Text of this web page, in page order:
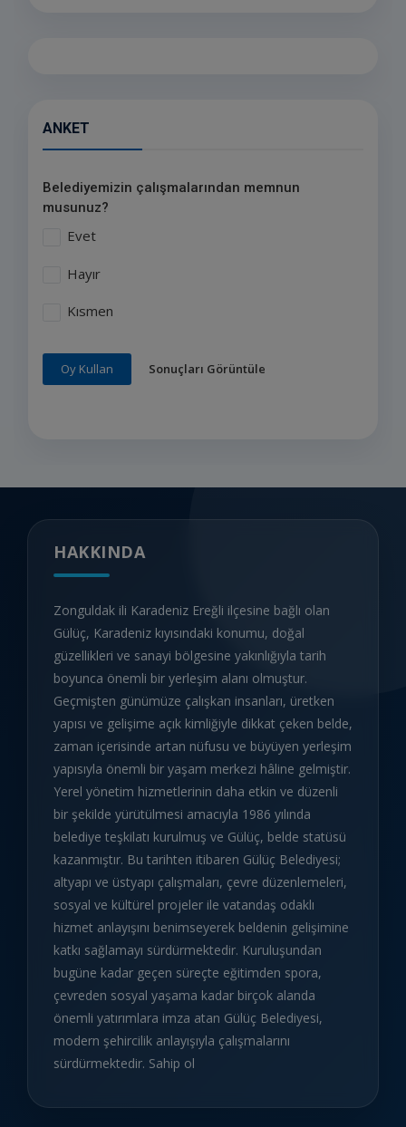
ANKET
Belediyemizin çalışmalarından memnun
musunuz?
Evet
Hayır
Kısmen
Oy Kullan Sonuçları Görüntüle
HAKKINDA
Zonguldak ili Karadeniz Ereğli ilçesine bağlı olan
Gülüç, Karadeniz kıyısındaki konumu, doğal
güzellikleri ve sanayi bölgesine yakınlığıyla tarih
boyunca önemli bir yerleşim alanı olmuştur.
Geçmişten günümüze çalışkan insanları, üretken
yapısı ve gelişime açık kimliğiyle dikkat çeken belde,
zaman içerisinde artan nüfusu ve büyüyen yerleşim
yapısıyla önemli bir yaşam merkezi hâline gelmiştir.
Yerel yönetim hizmetlerinin daha etkin ve düzenli
bir şekilde yürütülmesi amacıyla 1986 yılında
belediye teşkilatı kurulmuş ve Gülüç, belde statüsü
kazanmıştır. Bu tarihten itibaren Gülüç Belediyesi;
altyapı ve üstyapı çalışmaları, çevre düzenlemeleri,
sosyal ve kültürel projeler ile vatandaş odaklı
hizmet anlayışını benimseyerek beldenin gelişimine
katkı sağlamayı sürdürmektedir. Kuruluşundan
bugüne kadar geçen süreçte eğitimden spora,
çevreden sosyal yaşama kadar birçok alanda
önemli yatırımlara imza atan Gülüç Belediyesi,
modern şehircilik anlayışıyla çalışmalarını
sürdürmektedir. Sahip ol